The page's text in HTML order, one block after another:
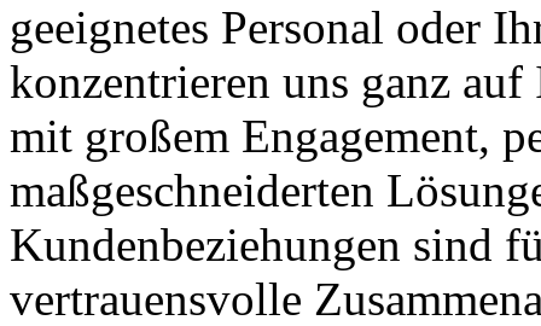
geeignetes Personal oder
konzentrieren uns ganz
mit großem Engagement,
maßgeschneiderten
Kundenbeziehungen sind
vertrauensvolle